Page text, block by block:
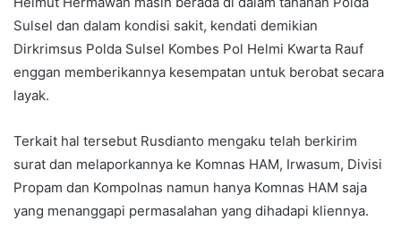
Sulsel dan dalam kondisi sakit, kendati demikian
Dirkrimsus Polda Sulsel Kombes Pol Helmi Kwarta Rauf
enggan memberikannya kesempatan untuk berobat secara
layak.
Terkait hal tersebut Rusdianto mengaku telah berkirim
surat dan melaporkannya ke Komnas HAM, Irwasum, Divisi
Propam dan Kompolnas namun hanya Komnas HAM saja
yang menanggapi permasalahan yang dihadapi kliennya.